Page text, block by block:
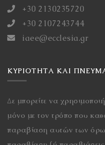
+30 2130235720
+30 2107243744
iaee@ecclesia.gr
ΚΥΡΙΌΤΗΤΑ ΚΑΙ
Δε μπορείτε να
μόνο με τον τρόπο που
παραβίαση αυτών των